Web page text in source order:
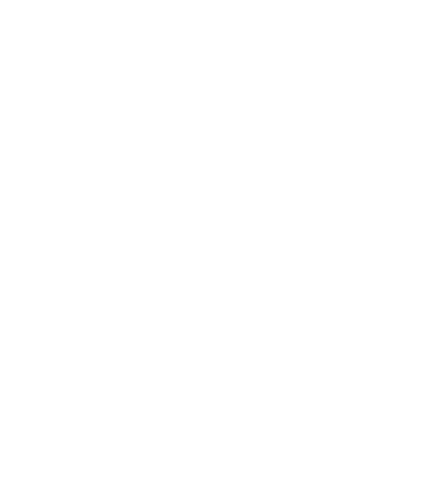
dveře na terasu a do zahrady